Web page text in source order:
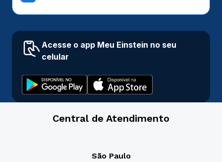
Acesse o app Meu Einstein no seu
celular
Central de Atendimento
São Paulo